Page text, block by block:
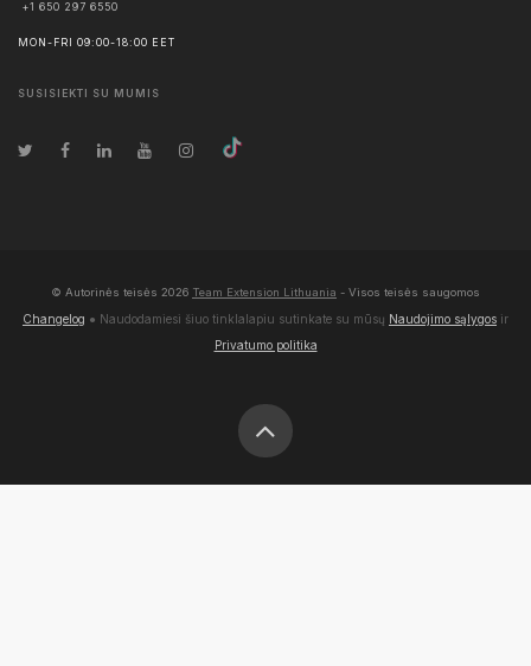
+1 650 297 6550
MON-FRI 09:00-18:00 EET
SUSISIEKTI SU MUMIS
© Autorinės teisės 2026 Team Extension Lithuania - Visos teisės saugomos
Changelog ● Naudodamiesi šiuo tinklalapiu sutinkate su mūsų Naudojimo sąlygos ir
Privatumo politika